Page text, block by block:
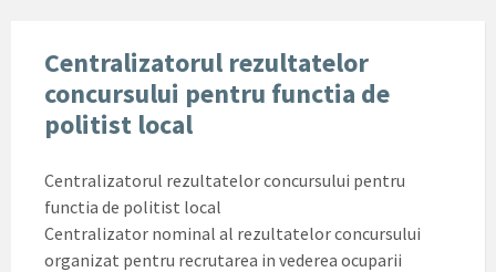
Centralizatorul rezultatelor
concursului pentru functia de
politist local
Centralizatorul rezultatelor concursului pentru
functia de politist local
Centralizator nominal al rezultatelor concursului
organizat pentru recrutarea in vederea ocuparii